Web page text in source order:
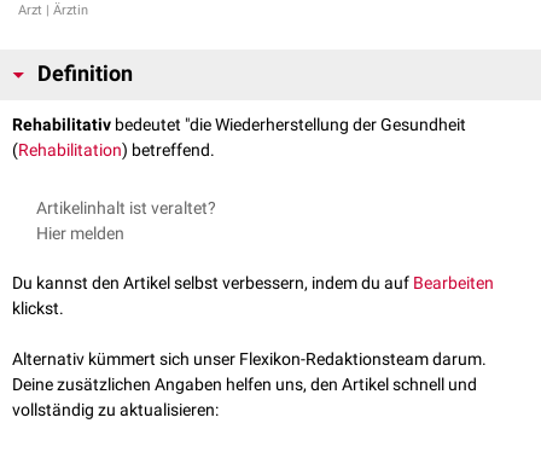
Arzt | Ärztin
Definition
Rehabilitativ bedeutet "die Wiederherstellung der Gesundheit
(Rehabilitation) betreffend.
Artikelinhalt ist veraltet?
Hier melden
Du kannst den Artikel selbst verbessern, indem du auf Bearbeiten
klickst.
Alternativ kümmert sich unser Flexikon-Redaktionsteam darum.
Deine zusätzlichen Angaben helfen uns, den Artikel schnell und
vollständig zu aktualisieren: